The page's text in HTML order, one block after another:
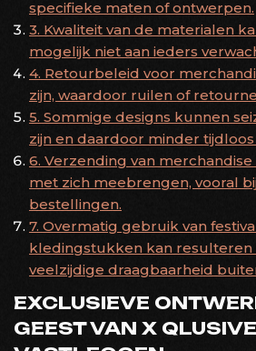
specifieke maten of ontwerpen.
3. Kwaliteit van de materialen
mogelijk niet aan ieders
4. Retourbeleid voor
zijn, waardoor ruilen of
5. Sommige designs kunnen
zijn en daardoor minder
6. Verzending van
met zich meebrengen, vooral
bestellingen.
7. Overmatig gebruik van
kledingstukken kan resulteren
veelzijdige draagbaarheid
EXCLUSIEVE
GEEST VAN X